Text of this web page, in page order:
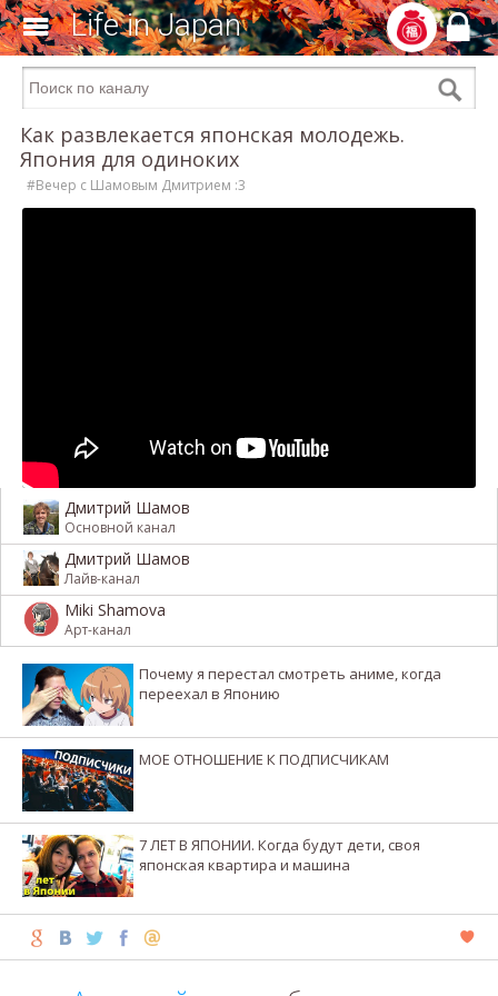
Life in Japan
Как развлекается японская молодежь.
Япония для одиноких
#Вечер с Шамовым Дмитрием :3
Дмитрий Шамов
Основной канал
Дмитрий Шамов
Лайв-канал
Miki Shamova
Арт-канал
Почему я перестал смотреть аниме, когда
переехал в Японию
МОЕ ОТНОШЕНИЕ К ПОДПИСЧИКАМ
7 ЛЕТ В ЯПОНИИ. Когда будут дети, своя
японская квартира и машина